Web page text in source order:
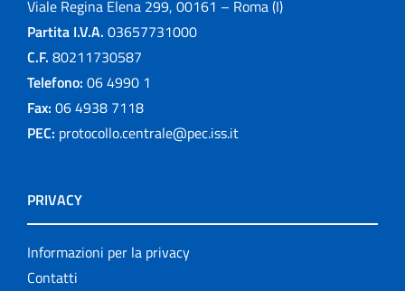
Viale Regina Elena 299, 00161 – Roma (I)
Partita I.V.A. 03657731000
C.F. 80211730587
Telefono: 06 4990 1
Fax: 06 4938 7118
PEC: protocollo.centrale@pec.iss.it
PRIVACY
Informazioni per la privacy
Contatti